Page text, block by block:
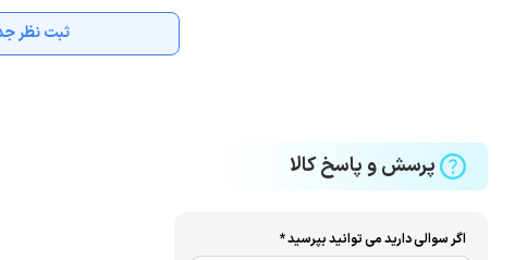
ثبت نظر
پرسش و پاسخ کالا
اگر سوالی دارید می توانید بپرسید *